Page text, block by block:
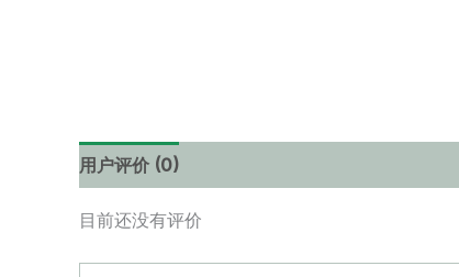
用户评价 (0)
目前还没有评价